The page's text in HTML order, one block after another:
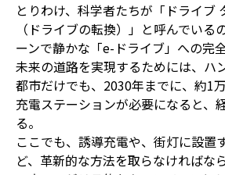
とりわけ、科学者たちが「ドライブ
（ドライブの転換）」と呼んでいる
ーンで静かな「e-ドライブ」への完
未来の道路を実現するためには、ハ
都市だけでも、2030年までに、約1
充電ステーションが必要になると、
る。
ここでも、誘導充電や、街灯に設置
ど、革新的な方法を取らなければな